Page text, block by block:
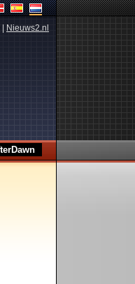
Nieuws2.nl